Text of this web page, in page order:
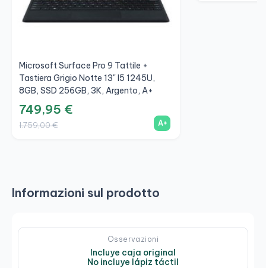
Microsoft Surface Pro 9 Tattile +
Tastiera Grigio Notte 13" I5 1245U,
8GB, SSD 256GB, 3K, Argento, A+
749,95 €
1.759,00 € A+
Informazioni sul prodotto
Osservazioni
Incluye caja original
No incluye lápiz táctil